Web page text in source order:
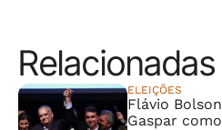
Relacionadas
ELEIÇÕES
Flávio
Gaspar